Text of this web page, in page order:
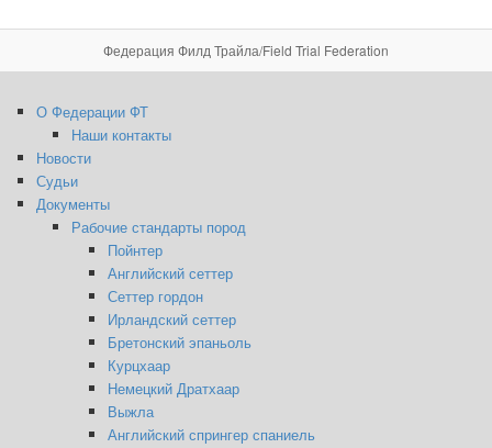
Федерация Филд Трайла/Field Trial Federation
О Федерации ФТ
Наши контакты
Новости
Судьи
Документы
Рабочие стандарты пород
Пойнтер
Английский сеттер
Сеттер гордон
Ирландский сеттер
Бретонский эпаньоль
Курцхаар
Немецкий Дратхаар
Выжла
Английский спрингер спаниель